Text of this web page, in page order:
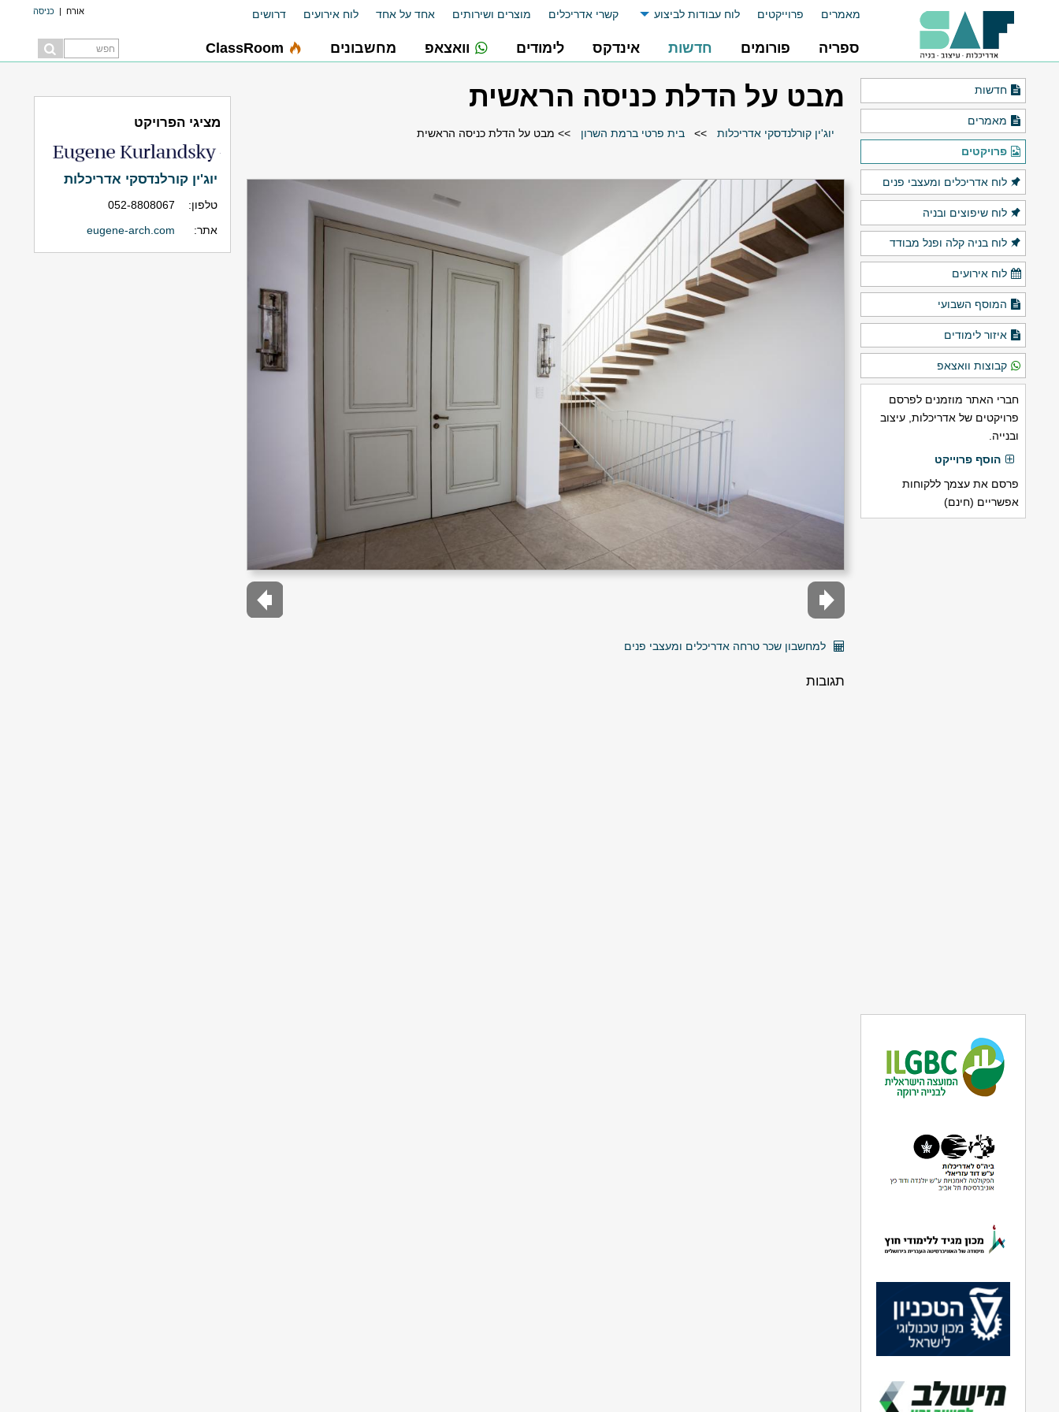
אורח | כניסה מאמרים פרוייקטים לוח עבודות לביצוע קשרי אדריכלים מוצרים ושירותים אחד על אחד לוח אירועים דרושים
ספריה פורומים חדשות אינדקס לימודים וואצאפ מחשבונים ClassRoom
מבט על הדלת כניסה הראשית
יוג'ין קורלנדסקי אדריכלות >> בית פרטי ברמת השרון >> מבט על הדלת כניסה הראשית
למחשבון שכר טרחה אדריכלים ומעצבי פנים
תגובות
מציגי הפרויקט
יוג'ין קורלנדסקי אדריכלות
טלפון:
052-8808067
אתר:
eugene-arch.com
חדשות
מאמרים
פרויקטים
לוח אדריכלים ומעצבי פנים
לוח שיפוצים ובניה
לוח בניה קלה ופנל מבודד
לוח אירועים
המוסף השבועי
איזור לימודים
קבוצות וואצאפ
חברי האתר מוזמנים לפרסם
פרויקטים של אדריכלות, עיצוב
ובנייה.
הוסף פרוייקט
פרסם את עצמך ללקוחות
אפשריים (חינם)